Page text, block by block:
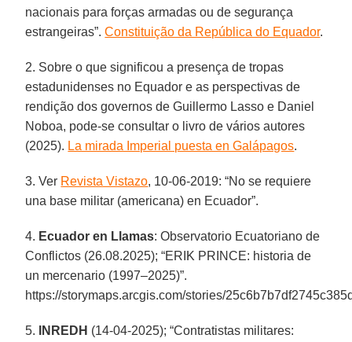
nacionais para forças armadas ou de segurança
estrangeiras”.Constituição da República do Equador.
2. Sobre o que significou a presença de tropas
estadunidenses no Equador e as perspectivas de
rendição dos governos de Guillermo Lasso e Daniel
Noboa, pode-se consultar o livro de vários autores
(2025). La mirada Imperial puesta en Galápagos.
3. Ver Revista Vistazo, 10-06-2019: “No se requiere
una base militar (americana) en Ecuador”.
4. Ecuador en Llamas: Observatorio Ecuatoriano de
Conflictos (26.08.2025); “ERIK PRINCE: historia de
un mercenario (1997–2025)”.
https://storymaps.arcgis.com/stories/
5. INREDH (14-04-2025); “Contratistas militares: